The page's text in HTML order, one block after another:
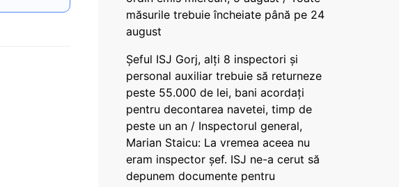
măsurile trebuie încheiate până pe 24
august
Șeful ISJ Gorj, alți 8 inspectori și
personal auxiliar trebuie să returneze
peste 55.000 de lei, bani acordați
pentru decontarea navetei, timp de
peste un an / Inspectorul general,
Marian Staicu: La vremea aceea nu
eram inspector șef. ISJ ne-a cerut să
depunem documente pentru